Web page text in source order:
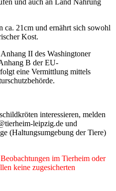
ca. 21cm und ernährt sich sowohl
Kost.
II des Washingtoner
B der EU-
eine Vermittlung mittels
interessieren, melden
leipzig.de und
(Haltungsumgebung der Tiere)
im Tierheim oder
keine zugesicherten